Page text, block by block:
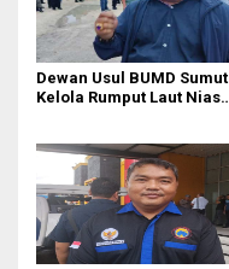
Dewan Usul BUMD Sumut
Kelola Rumput Laut Nias